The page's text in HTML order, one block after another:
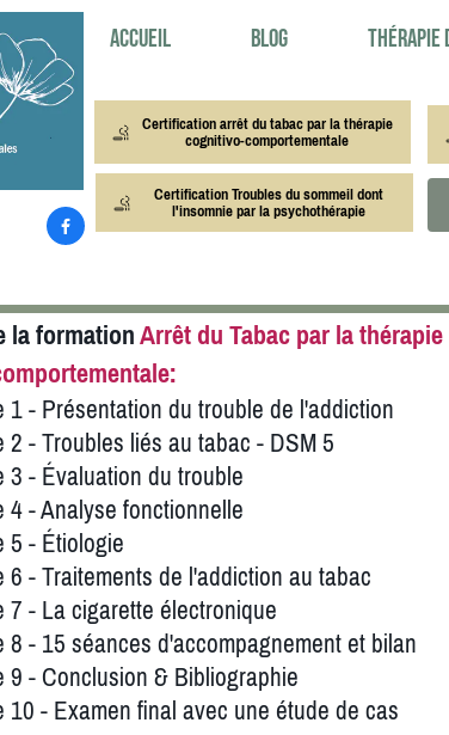
Accueil Blog Thérapie

Certification arrêt du tabac par la thérapie
cognitivo-comportementale
Certification Troubles du sommeil dont
l'insomnie par la psychothérapie
la formationArrêt du Tabac par la thérapie
1 - Présentation du trouble de l'addiction
2 - Troubles liés au tabac - DSM 5
3 - Évaluation du trouble
4 - Analyse fonctionnelle
5 - Étiologie
6 - Traitements de l'addiction au tabac
7 - La cigarette électronique
8 - 15 séances d'accompagnement et bilan
9 - Conclusion & Bibliographie
10 - Examen final avec une étude de cas